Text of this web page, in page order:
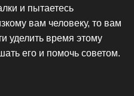
и пытаетесь
вам человеку, то вам
уделить время этому
его и помочь советом.